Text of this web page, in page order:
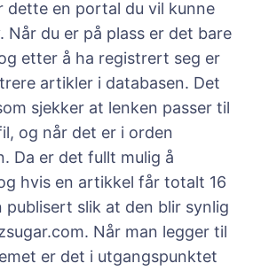
dette en portal du vil kunne
Når du er på plass er det bare
etter å ha registrert seg er
artikler i databasen. Det
sjekker at lenken passer til
og når det er i orden
Da er det fullt mulig å
hvis en artikkel får totalt 16
publisert slik at den blir synlig
Når man legger til
er det i utgangspunktet